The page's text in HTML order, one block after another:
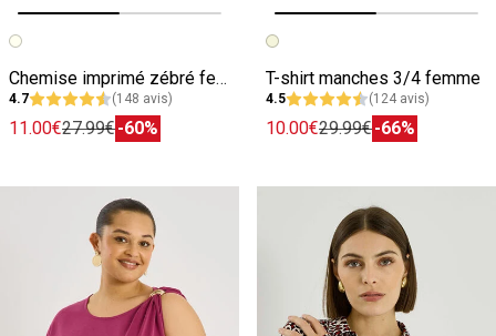
Image précédente
Image suivante
Chemise imprimé zébré femme
4.7 (148 avis)
11.00€27.99€-60%
Image précédente
Image suivante
T-shirt manches 3/4 femme
4.5 (124 avis)
10.00€29.99€-66%